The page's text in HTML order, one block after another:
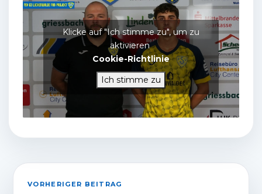
Klicke auf "Ich stimme zu", um zu
aktivieren
Cookie-Richtlinie
Ich stimme zu
VORHERIGER BEITRAG